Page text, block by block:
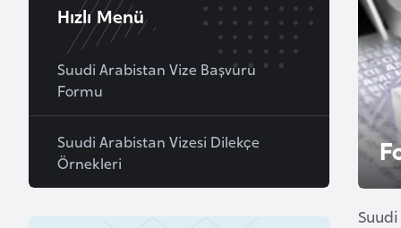
Hızlı Menü
Suudi Arabistan Vize Başvuru
Formu
Suudi Arabistan Vizesi Dilekçe
Örnekleri
A
v
u
s
t
u
r
y